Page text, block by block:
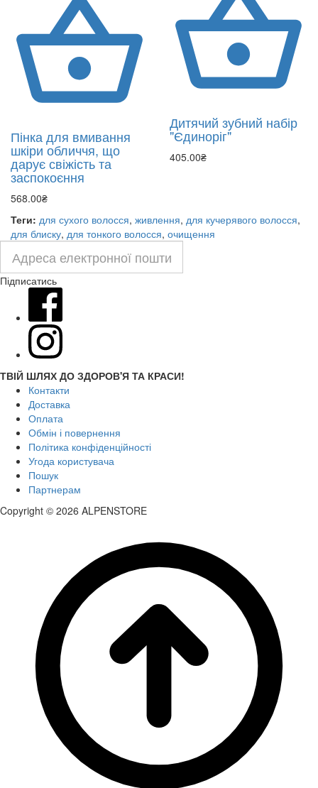
Пінка для вмивання
шкіри обличчя, що
дарує свіжість та
заспокоєння
568.00₴
Дитячий зубний набір
"Єдиноріг"
405.00₴
Теги: для сухого волосся, живлення, для кучерявого волосся,
для блиску, для тонкого волосся, очищення
Підписатись
ТВІЙ ШЛЯХ ДО ЗДОРОВ'Я ТА КРАСИ!
Контакти
Доставка
Оплата
Обмін і повернення
Політика конфіденційності
Угода користувача
Пошук
Партнерам
Copyright © 2026 ALPENSTORE